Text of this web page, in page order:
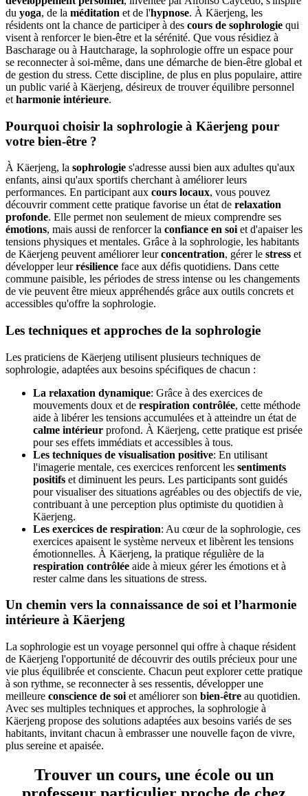
du yoga, de la méditation et de l'hypnose. À Käerjeng, les
résidents ont la chance de participer à des cours de sophrologie qui
visent à renforcer le bien-être et la sérénité. Que vous résidiez à
Bascharage ou à Hautcharage, la sophrologie offre un espace pour
se reconnecter à soi-même, dans une démarche de bien-être global et
de gestion du stress. Cette discipline, de plus en plus populaire, attire
un public varié à Käerjeng, désireux de trouver équilibre personnel
et harmonie intérieure.
Pourquoi choisir la sophrologie à Käerjeng pour
votre bien-être ?
À Käerjeng, la sophrologie s'adresse aussi bien aux adultes qu'aux
enfants, ainsi qu'aux sportifs cherchant à améliorer leurs
performances. En participant aux cours locaux, vous pouvez
découvrir comment cette pratique favorise un état de relaxation
profonde. Elle permet non seulement de mieux comprendre ses
émotions, mais aussi de renforcer la confiance en soi et d'apaiser les
tensions physiques et mentales. Grâce à la sophrologie, les habitants
de Käerjeng peuvent améliorer leurconcentration, gérer le stress et
développer leurrésilience face aux défis quotidiens. Dans cette
commune paisible, les périodes de stress intense ou les changements
de vie peuvent être mieux appréhendés grâce aux outils concrets et
accessibles qu'offre la sophrologie.
Les techniques et approches de la sophrologie
Les praticiens de Käerjeng utilisent plusieurs techniques de
sophrologie, adaptées aux besoins spécifiques de chacun :
La relaxation dynamique: Grâce à des exercices de
mouvements doux et de respiration contrôlée, cette méthode
aide à libérer les tensions accumulées et à atteindre un état de
calme intérieur profond. À Käerjeng, cette pratique est prisée
pour ses effets immédiats et accessibles à tous.
Les techniques de visualisation positive: En utilisant
l'imagerie mentale, ces exercices renforcent les sentiments
positifs et diminuent les peurs. Les participants sont guidés
pour visualiser des situations agréables ou des objectifs de vie,
contribuant à une perception plus optimiste du quotidien à
Käerjeng.
Les exercices de respiration: Au cœur de la sophrologie, ces
exercices apaisent le système nerveux et libèrent les tensions
émotionnelles. À Käerjeng, la pratique régulière de la
respiration contrôlée aide à mieux gérer les émotions et à
rester calme dans les situations de stress.
Un chemin vers la connaissance de soi et l’harmonie
intérieure à Käerjeng
La sophrologie est un voyage personnel qui offre à chaque résident
de Käerjeng l'opportunité de découvrir des outils précieux pour une
vie plus équilibrée et consciente. Chacun peut explorer cette pratique
à son rythme, se reconnecter à ses ressentis, développer une
meilleure conscience de soi et améliorer son bien-être au quotidien.
Avec ses multiples techniques et approches, la sophrologie à
Käerjeng propose des solutions adaptées aux besoins variés de ses
habitants, invitant chacun à embrasser une nouvelle façon de vivre,
plus sereine et apaisée.
Trouver un cours, une école ou un